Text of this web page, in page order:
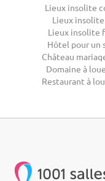
Lieux insolite
Lieux
Lieux insolite
Hôtel pour un
Château
Domaine à
Restaurant à